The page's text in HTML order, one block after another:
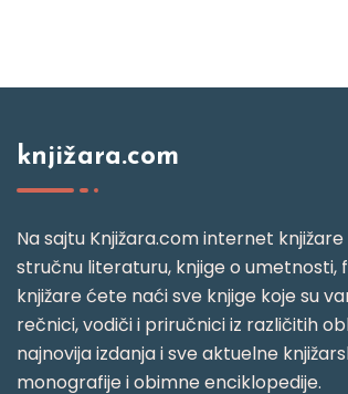
knjižara.com
Na sajtu Knjižara.com internet
stručnu literaturu, knjige o umetnosti,
knjižare ćete naći sve knjige koje su
rečnici, vodiči i priručnici iz različitih
najnovija izdanja i sve aktuelne
monografije i obimne enciklopedije.